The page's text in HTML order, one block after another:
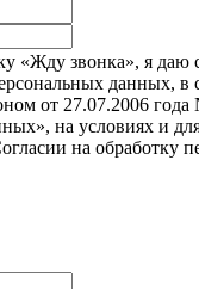
«Жду звонка», я даю
данных, в
от 27.07.2006
на условиях и
на обработку